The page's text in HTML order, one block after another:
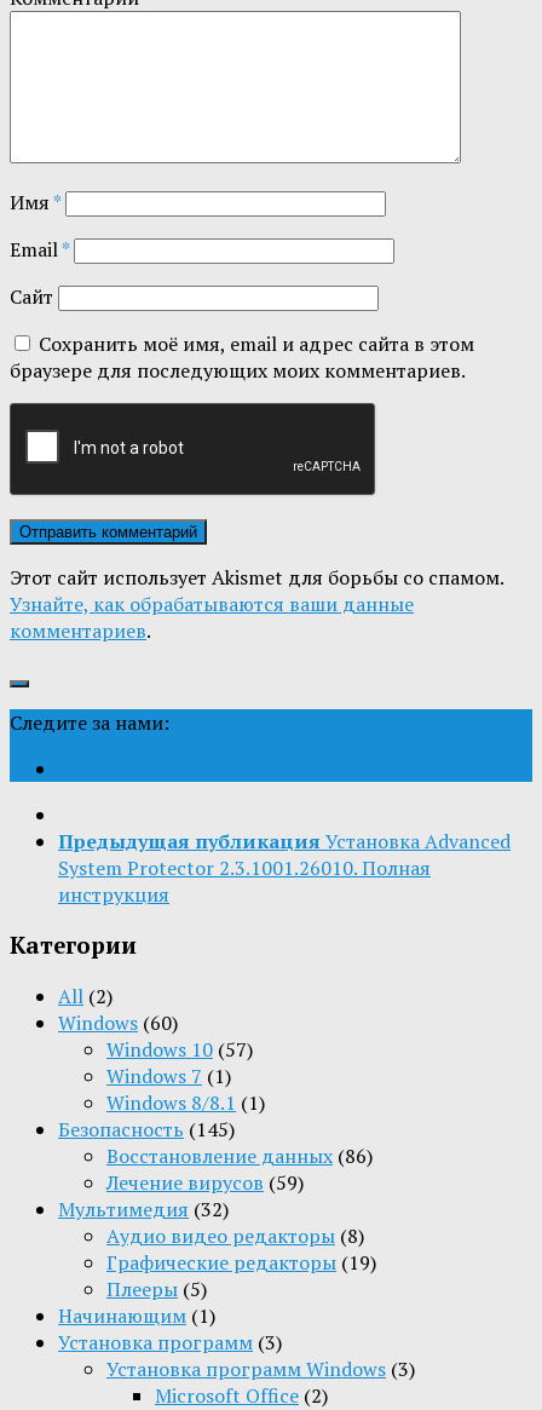
Имя*
Email*
Сайт
Сохранить моё имя, email и адрес сайта в этом
браузере для последующих моих комментариев.
Этот сайт использует Akismet для борьбы со спамом.
Узнайте, как обрабатываются ваши данные
комментариев.
Следите за нами:
Предыдущая публикация Установка Advanced
System Protector 2.3.1001.26010. Полная
инструкция
Категории
All (2)
Windows (60)
Windows 10 (57)
Windows 7 (1)
Windows 8/8.1 (1)
Безопасность (145)
Восстановление данных (86)
Лечение вирусов (59)
Мультимедия (32)
Aудио видео редакторы (8)
Графические редакторы (19)
Плееры (5)
Начинающим (1)
Установка программ (3)
Установка программ Windows (3)
Microsoft Office (2)